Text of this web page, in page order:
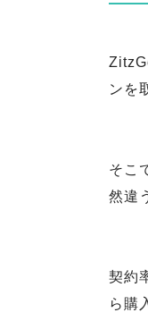
ンを
そこ
然違
契約
ら購